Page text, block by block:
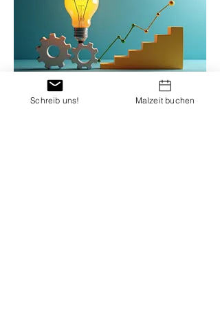
03.
Schreib uns! Malzeit buchen